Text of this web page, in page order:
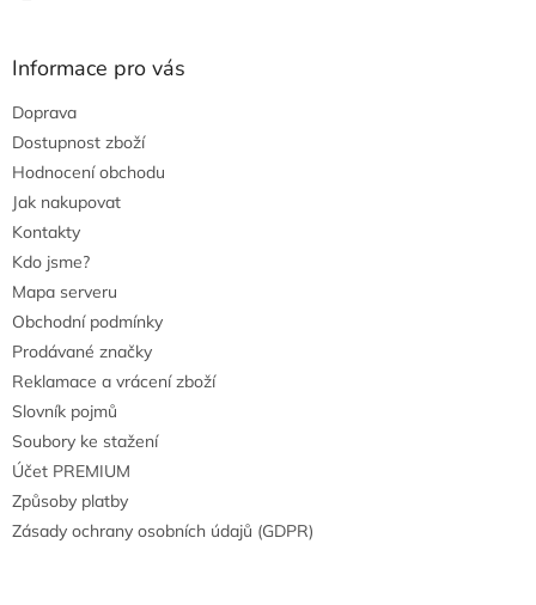
Informace pro vás
Doprava
Dostupnost zboží
Hodnocení obchodu
Jak nakupovat
Kontakty
Kdo jsme?
Mapa serveru
Obchodní podmínky
Prodávané značky
Reklamace a vrácení zboží
Slovník pojmů
Soubory ke stažení
Účet PREMIUM
Způsoby platby
Zásady ochrany osobních údajů (GDPR)